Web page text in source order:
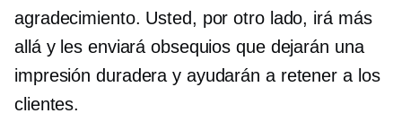
agradecimiento. Usted, por otro lado, irá más
allá y les enviará obsequios que dejarán una
impresión duradera y ayudarán a retener a los
clientes.